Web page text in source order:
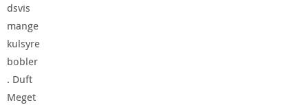
dsvis
mange
kulsyre
bobler
. Duft
Meget